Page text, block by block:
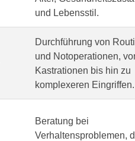
und Lebensstil.
Durchführung von
und Notoperationen,
Kastrationen bis hin zu
komplexeren Eingriffen.
Beratung bei
Verhaltensproblemen,